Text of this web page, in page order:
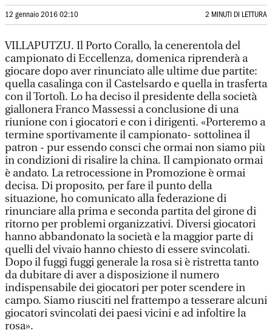
12 gennaio 2016 02:10 2 MINUTI DI LETTURA
VILLAPUTZU. Il Porto Corallo, la cenerentola del
campionato di Eccellenza, domenica riprenderà a
giocare dopo aver rinunciato alle ultime due partite:
quella casalinga con il Castelsardo e quella in trasferta
con il Tortolì. Lo ha deciso il presidente della società
giallonera Franco Massessi a conclusione di una
riunione con i giocatori e con i dirigenti. «Porteremo a
termine sportivamente il campionato- sottolinea il
patron - pur essendo consci che ormai non siamo più
in condizioni di risalire la china. Il campionato ormai
è andato. La retrocessione in Promozione è ormai
decisa. Di proposito, per fare il punto della
situazione, ho comunicato alla federazione di
rinunciare alla prima e seconda partita del girone di
ritorno per problemi organizzativi. Diversi giocatori
hanno abbandonato la società e la maggior parte di
quelli del vivaio hanno chiesto di essere svincolati.
Dopo il fuggi fuggi generale la rosa si è ristretta tanto
da dubitare di aver a disposizione il numero
indispensabile dei giocatori per poter scendere in
campo. Siamo riusciti nel frattempo a tesserare alcuni
giocatori svincolati dei paesi vicini e ad infoltire la
rosa».